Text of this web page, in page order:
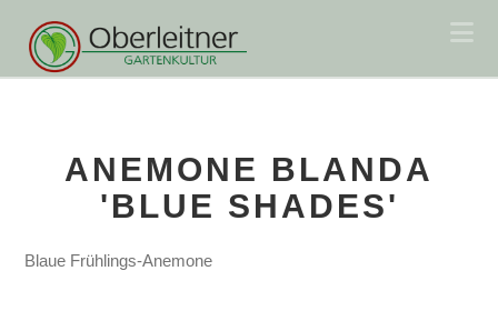
ANEMONE BLANDA
'BLUE SHADES'
Blaue Frühlings-Anemone